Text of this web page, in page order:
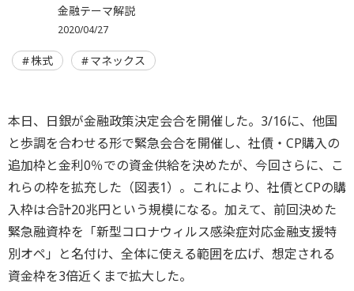
金融テーマ解説
2020/04/27
株式 マネックス
本日、日銀が金融政策決定会合を開催した。3/16に、他国
と歩調を合わせる形で緊急会合を開催し、社債・CP購入の
追加枠と金利0％での資金供給を決めたが、今回さらに、こ
れらの枠を拡充した（図表1）。これにより、社債とCPの購
入枠は合計20兆円という規模になる。加えて、前回決めた
緊急融資枠を「新型コロナウィルス感染症対応金融支援特
別オペ」と名付け、全体に使える範囲を広げ、想定される
資金枠を3倍近くまで拡大した。